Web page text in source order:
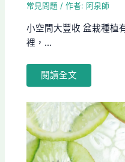
常見問題 / 作者: 阿泉師
小空間大豐收 盆栽種植
裡，...
閱讀全文